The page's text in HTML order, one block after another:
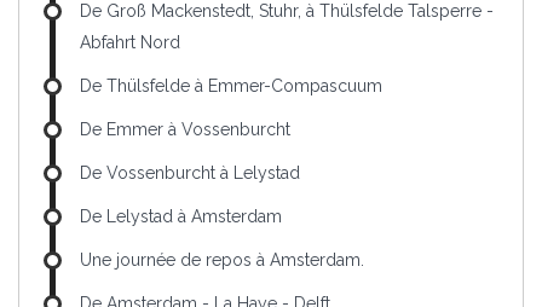
De Groß Mackenstedt, Stuhr, à Thülsfelde Talsperre -
Abfahrt Nord
De Thülsfelde à Emmer-Compascuum
De Emmer à Vossenburcht
De Vossenburcht à Lelystad
De Lelystad à Amsterdam
Une journée de repos à Amsterdam.